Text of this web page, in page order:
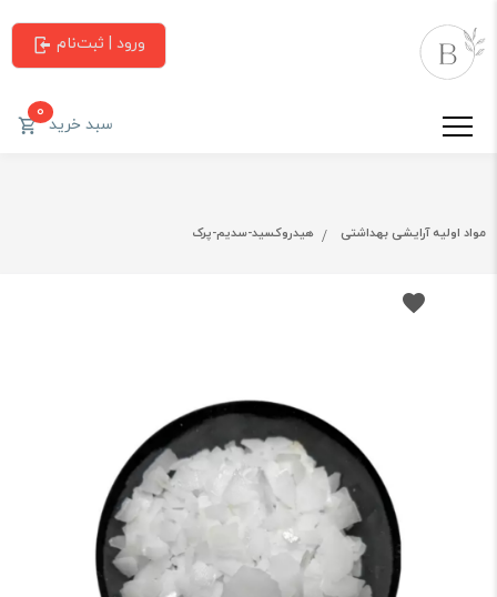
ورود | ثبت‌نام
سبد خرید0
مواد اولیه آرایشی بهداشتی هیدروکسید-سدیم-پرک